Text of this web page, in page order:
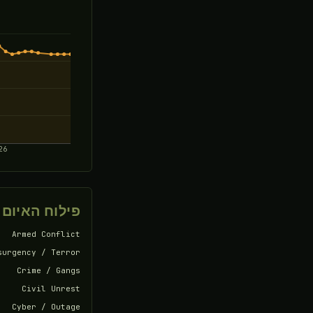
פילוח האיום
Armed Conflict
/ Terror
Crime / Gangs
Civil Unrest
Cyber / Outage